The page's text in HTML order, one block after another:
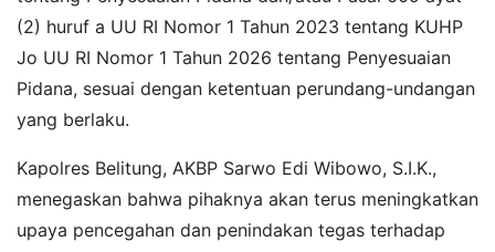
(2) huruf a UU RI Nomor 1 Tahun 2023 tentang KUHP
Jo UU RI Nomor 1 Tahun 2026 tentang Penyesuaian
Pidana, sesuai dengan ketentuan perundang-undangan
yang berlaku.
Kapolres Belitung, AKBP Sarwo Edi Wibowo, S.I.K.,
menegaskan bahwa pihaknya akan terus meningkatkan
upaya pencegahan dan penindakan tegas terhadap